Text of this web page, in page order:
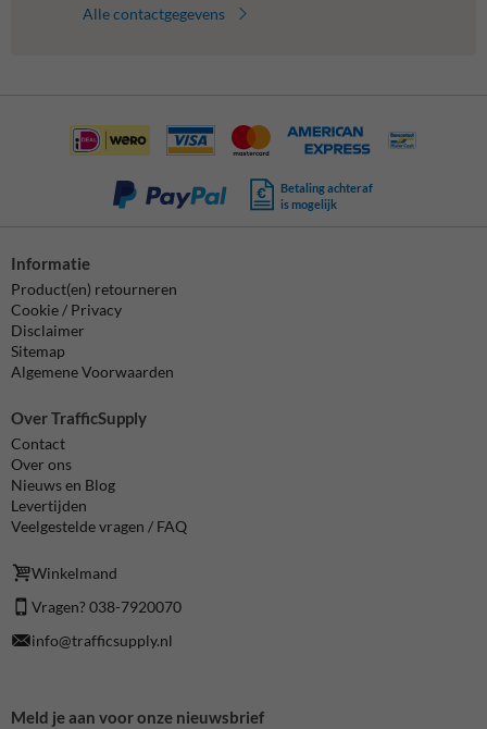
Alle contactgegevens
Betaling achteraf
is mogelijk
Informatie
Product(en) retourneren
Cookie / Privacy
Disclaimer
Sitemap
Algemene Voorwaarden
Over TrafficSupply
Contact
Over ons
Nieuws en Blog
Levertijden
Veelgestelde vragen / FAQ
Winkelmand
Vragen? 038-7920070
info@trafficsupply.nl
Meld je aan voor onze nieuwsbrief